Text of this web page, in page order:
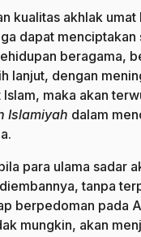
kualitas akhlak umat
dapat menciptakan
beragama,
lanjut, dengan
maka akan
Islamiyah dalam
para ulama sadar
tanpa
berpedoman pada
mungkin, akan